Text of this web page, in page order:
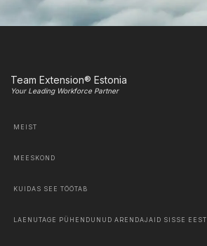
Team Extension® Estonia
Your Leading Workforce Partner
MEIST
MEESKOND
KUIDAS SEE TÖÖTAB
LAENUTAGE PÜHENDUNUD ARENDAJAID SISSE EESTI